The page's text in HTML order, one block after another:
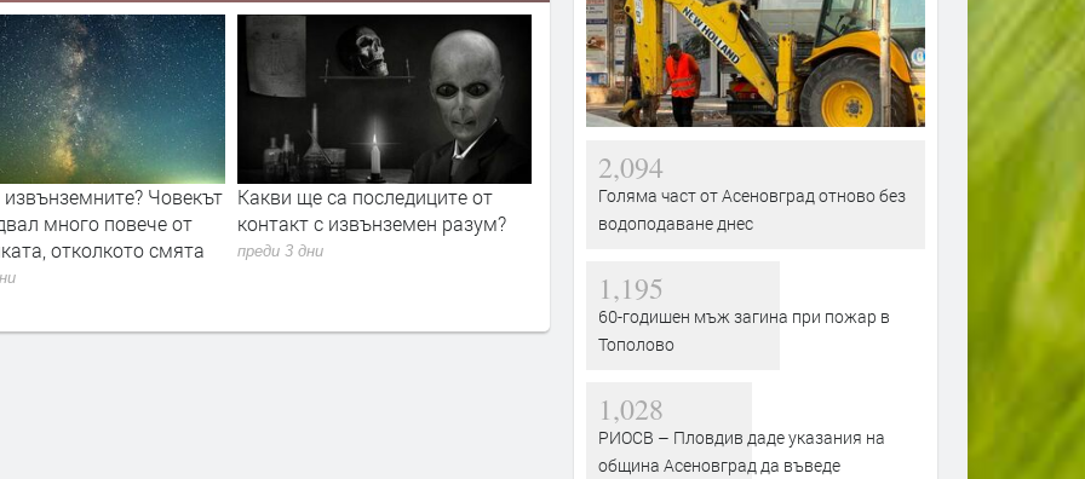
са последиците от
с извънземен разум?
Единственото пълно слънчево
затъмнение за 2026 г. ще мине
и през Европа и малко в
Защо комарите хапят едни хора
повече от други? Отговорът не е
преди 1 седмица
Роботите в Древността и
2,094
Голяма част от Асеновград отново без
водоподаване днес
1,195
60-годишен мъж загина при пожар в
Тополово
1,028
РИОСВ – Пловдив даде указания на
община Асеновград да въведе